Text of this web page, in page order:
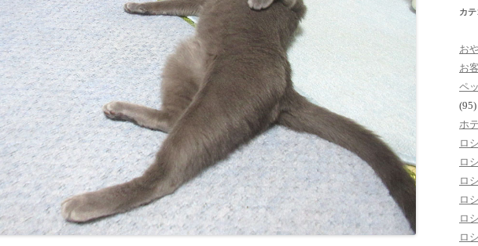
カ
お
お
ペ
(95)
ホ
ロ
ロ
ロ
ロ
ロ
ロ